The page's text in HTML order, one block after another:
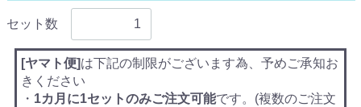
セット数
[ヤマト便]は下記の制限がございます為、予めご承知お
きください
・ 1カ月に1セットのみご注文可能です。(複数のご注文